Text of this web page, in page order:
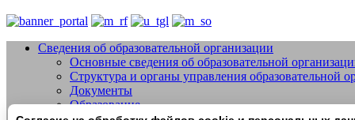
Добро пожаловать на сайт МБУДО
Сведения об образовательной организации
Основные сведения об образовательной
Структура и органы управления образовательной
Документы
Образование